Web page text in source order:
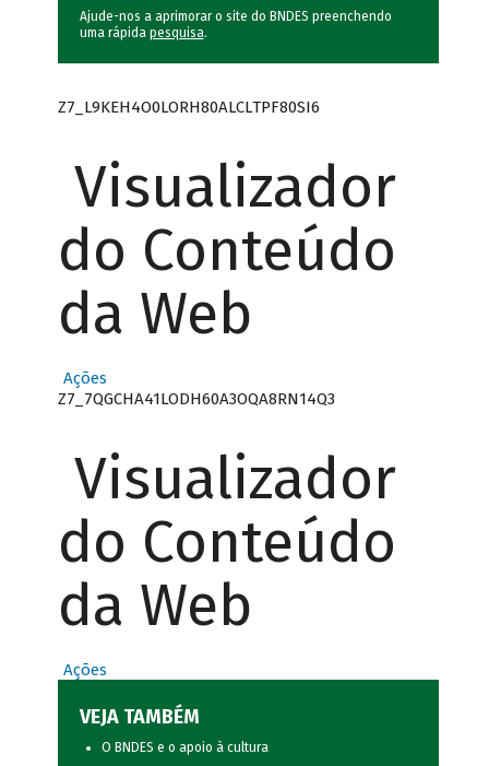
Ajude-nos a aprimorar o site do BNDES preenchendo
uma rápida pesquisa.
Z7_L9KEH4O0LORH80ALCLTPF80SI6
Visualizador
do Conteúdo
da Web
Ações
Z7_7QGCHA41LODH60A3OQA8RN14Q3
Visualizador
do Conteúdo
da Web
Ações
VEJA TAMBÉM
O BNDES e o apoio à cultura